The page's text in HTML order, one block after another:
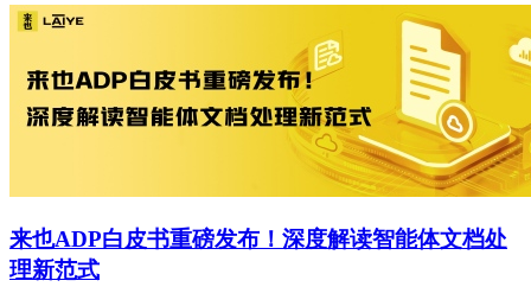
来也ADP白皮书重磅发布！深度解读智能体文档处
理新范式